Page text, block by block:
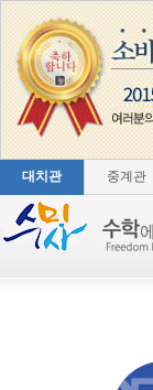
대치관 중계관